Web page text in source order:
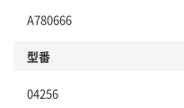
A780666
型番
04256